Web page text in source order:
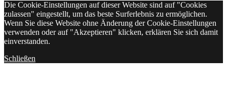
Die Cookie-Einstellungen auf dieser Website sind auf "Cookies
zulassen" eingestellt, um das beste Surferlebnis zu ermöglichen.
Wenn Sie diese Website ohne Änderung der Cookie-Einstellungen
verwenden oder auf "Akzeptieren" klicken, erklären Sie sich damit
einverstanden.
Schließen